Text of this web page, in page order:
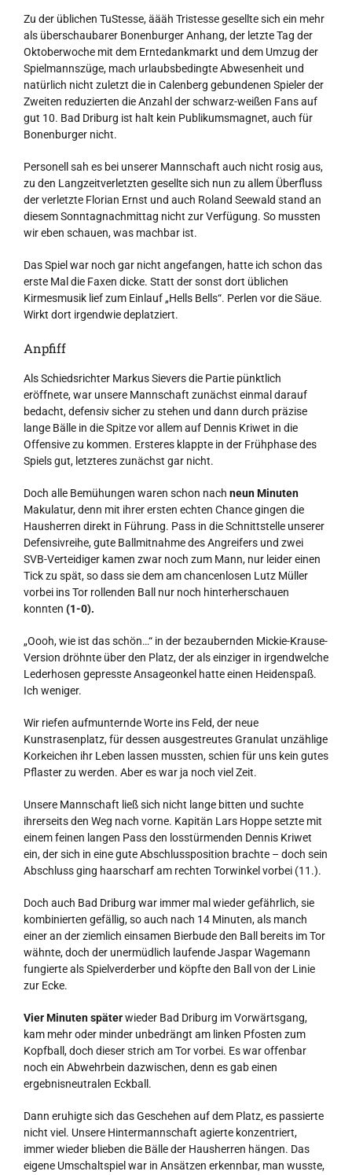
Zu der üblichen TuStesse, äääh Tristesse gesellte sich ein mehr
als überschaubarer Bonenburger Anhang, der letzte Tag der
Oktoberwoche mit dem Erntedankmarkt und dem Umzug der
Spielmannszüge, mach urlaubsbedingte Abwesenheit und
natürlich nicht zuletzt die in Calenberg gebundenen Spieler der
Zweiten reduzierten die Anzahl der schwarz-weißen Fans auf
gut 10. Bad Driburg ist halt kein Publikumsmagnet, auch für
Bonenburger nicht.
Personell sah es bei unserer Mannschaft auch nicht rosig aus,
zu den Langzeitverletzten gesellte sich nun zu allem Überfluss
der verletzte Florian Ernst und auch Roland Seewald stand an
diesem Sonntagnachmittag nicht zur Verfügung. So mussten
wir eben schauen, was machbar ist.
Das Spiel war noch gar nicht angefangen, hatte ich schon das
erste Mal die Faxen dicke. Statt der sonst dort üblichen
Kirmesmusik lief zum Einlauf „Hells Bells“. Perlen vor die Säue.
Wirkt dort irgendwie deplatziert.
Anpfiff
Als Schiedsrichter Markus Sievers die Partie pünktlich
eröffnete, war unsere Mannschaft zunächst einmal darauf
bedacht, defensiv sicher zu stehen und dann durch präzise
lange Bälle in die Spitze vor allem auf Dennis Kriwet in die
Offensive zu kommen. Ersteres klappte in der Frühphase des
Spiels gut, letzteres zunächst gar nicht.
Doch alle Bemühungen waren schon nach neun Minuten
Makulatur, denn mit ihrer ersten echten Chance gingen die
Hausherren direkt in Führung. Pass in die Schnittstelle unserer
Defensivreihe, gute Ballmitnahme des Angreifers und zwei
SVB-Verteidiger kamen zwar noch zum Mann, nur leider einen
Tick zu spät, so dass sie dem am chancenlosen Lutz Müller
vorbei ins Tor rollenden Ball nur noch hinterherschauen
konnten (1-0).
„Oooh, wie ist das schön…“ in der bezaubernden Mickie-Krause-
Version dröhnte über den Platz, der als einziger in irgendwelche
Lederhosen gepresste Ansageonkel hatte einen Heidenspaß.
Ich weniger.
Wir riefen aufmunternde Worte ins Feld, der neue
Kunstrasenplatz, für dessen ausgestreutes Granulat unzählige
Korkeichen ihr Leben lassen mussten, schien für uns kein gutes
Pflaster zu werden. Aber es war ja noch viel Zeit.
Unsere Mannschaft ließ sich nicht lange bitten und suchte
ihrerseits den Weg nach vorne. Kapitän Lars Hoppe setzte mit
einem feinen langen Pass den losstürmenden Dennis Kriwet
ein, der sich in eine gute Abschlussposition brachte – doch sein
Abschluss ging haarscharf am rechten Torwinkel vorbei (11.).
Doch auch Bad Driburg war immer mal wieder gefährlich, sie
kombinierten gefällig, so auch nach 14 Minuten, als manch
einer an der ziemlich einsamen Bierbude den Ball bereits im Tor
wähnte, doch der unermüdlich laufende Jaspar Wagemann
fungierte als Spielverderber und köpfte den Ball von der Linie
zur Ecke.
Vier Minuten späterwieder Bad Driburg im Vorwärtsgang,
kam mehr oder minder unbedrängt am linken Pfosten zum
Kopfball, doch dieser strich am Tor vorbei. Es war offenbar
noch ein Abwehrbein dazwischen, denn es gab einen
ergebnisneutralen Eckball.
Dann eruhigte sich das Geschehen auf dem Platz, es passierte
nicht viel. Unsere Hintermannschaft agierte konzentriert,
immer wieder blieben die Bälle der Hausherren hängen. Das
eigene Umschaltspiel war in Ansätzen erkennbar, man wusste,